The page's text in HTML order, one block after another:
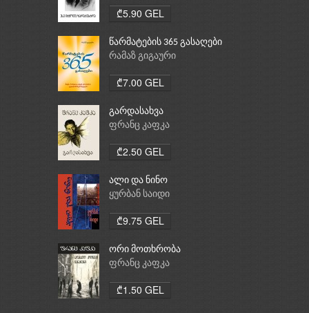
₾5.90 GEL
წარმატების 365 გასაღები
რამაზ გიგაური
₾7.00 GEL
გარდასახვა
ფრანც კაფკა
₾2.50 GEL
ალი და ნინო
ყურბან საიდი
₾9.75 GEL
ორი მოთხრობა
ფრანც კაფკა
₾1.50 GEL